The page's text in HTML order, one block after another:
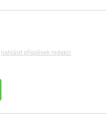
nahlásit příspěvek redakci